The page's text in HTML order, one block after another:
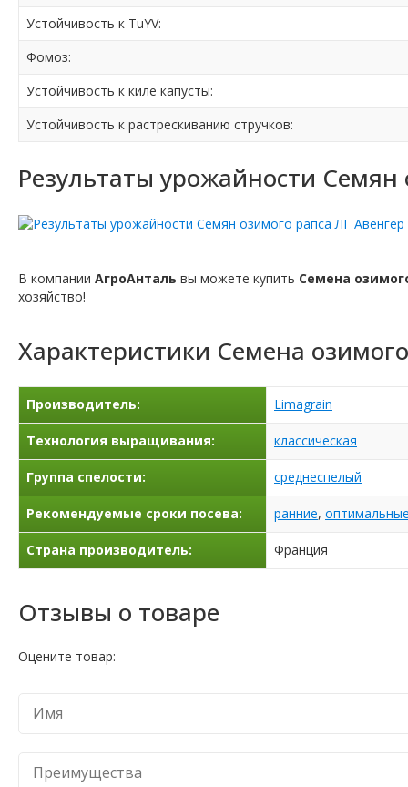
Устойчивость к TuYV:
Фомоз:
Устойчивость к киле капусты:
Устойчивость к растрескиванию стручков:
Результаты урожайности
В компании АгроАнталь вы можете купить Семена
хозяйство!
Характеристики Семена
Производитель: Limagrain
Технология выращивания: классическая
Группа спелости: среднеспелый
Рекомендуемые сроки посева: ранние,
Страна производитель: Франция
Отзывы о товаре
Оцените товар: